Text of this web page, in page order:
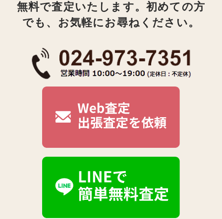
無料で査定いたします。初めての方
でも、お気軽にお尋ねください。